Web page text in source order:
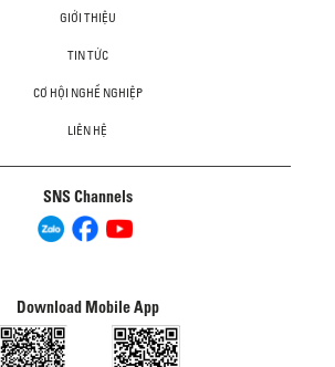
GIỚI THIỆU
TIN TỨC
CƠ HỘI NGHỀ NGHIỆP
LIÊN HỆ
SNS Channels
Download Mobile App